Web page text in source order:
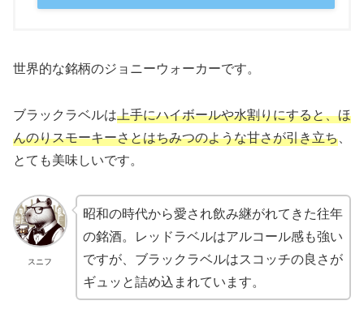
世界的な銘柄のジョニーウォーカーです。
ブラックラベルは上手にハイボールや水割りにすると、ほ
んのりスモーキーさとはちみつのような甘さが引き立ち、
とても美味しいです。
スニフ
昭和の時代から愛され飲み継がれてきた往年
の銘酒。レッドラベルはアルコール感も強い
ですが、ブラックラベルはスコッチの良さが
ギュッと詰め込まれています。